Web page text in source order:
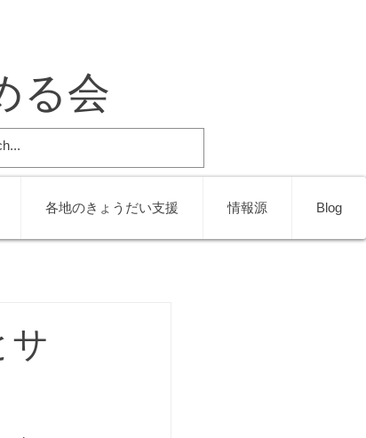
る会
各地のきょうだい支援 情報源 Blog
サ